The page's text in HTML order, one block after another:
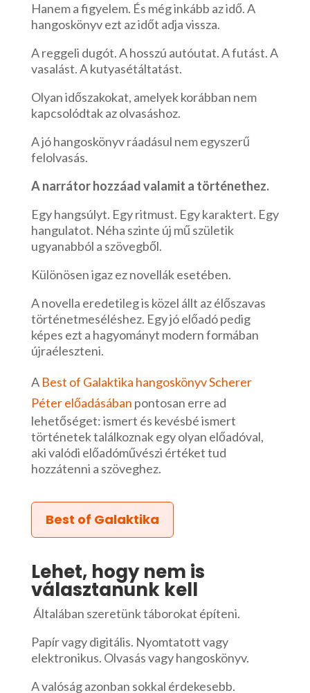
Hanem a figyelem. És még inkább az idő. A
hangoskönyv ezt az időt adja vissza.
A reggeli dugót. A hosszú autóutat. A futást. A
vasalást. A kutyasétáltatást.
Olyan időszakokat, amelyek korábban nem
kapcsolódtak az olvasáshoz.
A jó hangoskönyv ráadásul nem egyszerű
felolvasás.
A narrátor hozzáad valamit a történethez.
Egy hangsúlyt. Egy ritmust. Egy karaktert. Egy
hangulatot. Néha szinte új mű születik
ugyanabból a szövegből.
Különösen igaz ez novellák esetében.
A novella eredetileg is közel állt az élőszavas
történetmeséléshez. Egy jó előadó pedig
képes ezt a hagyományt modern formában
újraéleszteni.
A Best of Galaktika hangoskönyv Scherer
Péter előadásában pontosan erre ad
lehetőséget: ismert és kevésbé ismert
történetek találkoznak egy olyan előadóval,
aki valódi előadóművészi értéket tud
hozzátenni a szöveghez.
Best of Galaktika
Lehet, hogy nem is
választanunk kell
Általában szeretünk táborokat építeni.
Papír vagy digitális. Nyomtatott vagy
elektronikus. Olvasás vagy hangoskönyv.
A valóság azonban sokkal érdekesebb.